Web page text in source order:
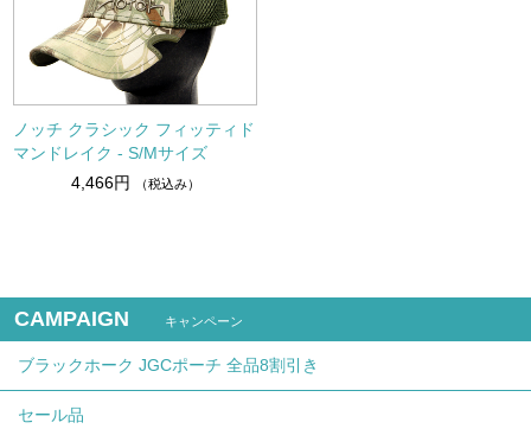
ノッチ クラシック フィッティド
マンドレイク - S/Mサイズ
4,466円
（税込み）
CAMPAIGN キャンペーン
ブラックホーク JGCポーチ 全品8割引き
セール品